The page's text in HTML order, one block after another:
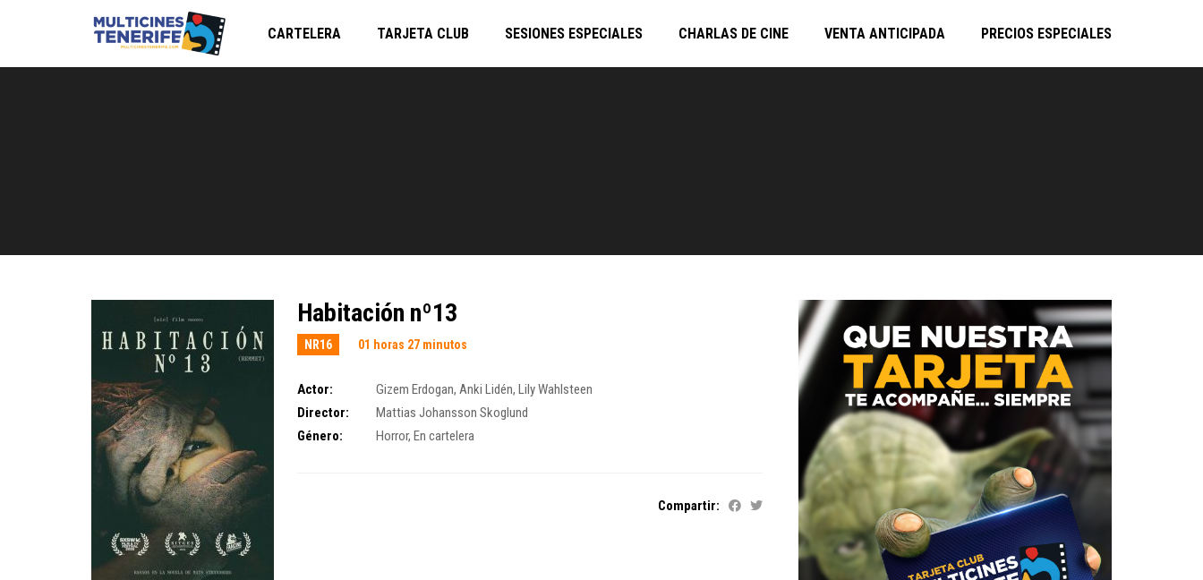
CARTELERA TARJETA CLUB SESIONES ESPECIALES CHARLAS DE CINE VENTA ANTICIPADA PRECIOS ESPECIALES
Habitación nº13
NR16 01 horas 27 minutos
Actor: Gizem Erdogan,Anki Lidén,Lily Wahlsteen
Director:
Mattias Johansson Skoglund
Género:
Horror,En cartelera
Compartir: